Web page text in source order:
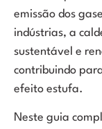
emissão dos
indústrias, a
sustentável e
contribuindo
efeito estufa.
Neste guia